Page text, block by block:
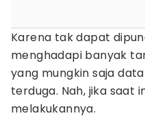
Karena tak dapat
menghadapi banyak
yang mungkin saja
terduga. Nah, jika saat
melakukannya.